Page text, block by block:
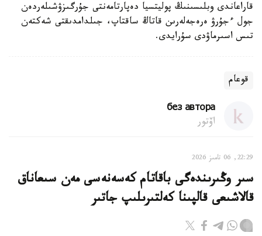
قاراعاندى وبلىسىنىڭ پوليتسيا دەپارتامەنتى جۇرگىزۋشىلەردەن
جول ءجۇرۋ ەرەجەلەرىن قاتاڭ ساقتاپ، جىلدامدىقتى شەكتەن
تىس اسىرماۋدى سۇرايدى.
قوعام
без автора
اۆتور
22:29, 06 تامىز 2026
سىر وڭىرىندەگى باقاتام كەسەنەسى مەن سىعاناق
قالاشىعى قالپىنا كەلتىرىلىپ جاتىر